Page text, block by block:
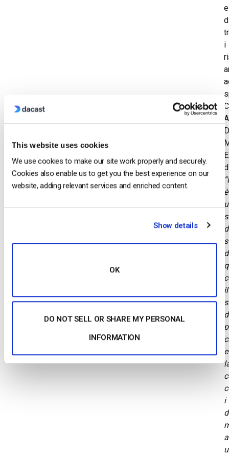
This website uses cookies
We use cookies to make our site work properly and securely.
Cookies also enable us to get you the best experience on our
website, adding relevant services and enriched content.
Show details
OK
DO NOT SELL OR SHARE MY PERSONAL
INFORMATION
e
i
è
il
e
i
a